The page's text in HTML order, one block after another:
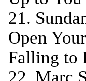
21.
Open
Falling to